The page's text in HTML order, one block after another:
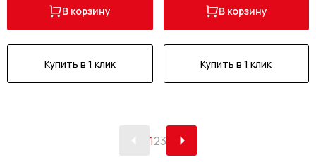
В корзину
Купить в 1 клик
В корзину
Купить в 1 клик
123